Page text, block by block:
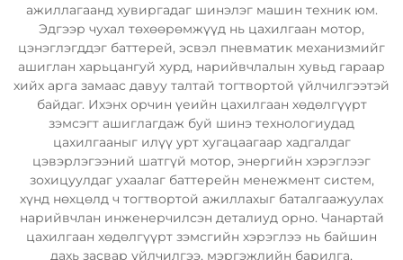
ажиллагаанд хувиргадаг шинэлэг машин техник юм.
Эдгээр чухал төхөөрөмжүүд нь цахилгаан мотор,
цэнэглэгддэг баттерей, эсвэл пневматик механизмийг
ашиглан харьцангуй хурд, нарийвчлалын хувьд гараар
хийх арга замаас давуу талтай тогтвортой үйлчилгээтэй
байдаг. Ихэнх орчин үеийн цахилгаан хөдөлгүүрт
зэмсэгт ашиглагдаж буй шинэ технологиудад
цахилгааныг илүү урт хугацаагаар хадгалдаг
цэвэрлэгээний шатгүй мотор, энергийн хэрэглээг
зохицуулдаг ухаалаг баттерейн менежмент систем,
хүнд нөхцөлд ч тогтвортой ажиллахыг баталгаажуулах
нарийвчлан инженерчилсэн деталиуд орно. Чанартай
цахилгаан хөдөлгүүрт зэмсгийн хэрэглээ нь байшин
дахь засвар үйлчилгээ, мэргэжлийн барилга,